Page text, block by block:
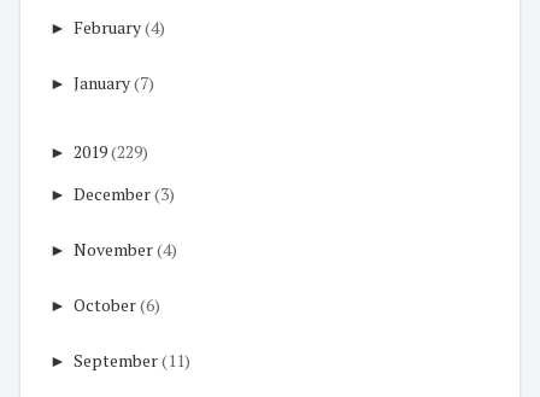
► February(4)
► January(7)
► 2019(229)
► December(3)
► November(4)
► October(6)
► September(11)